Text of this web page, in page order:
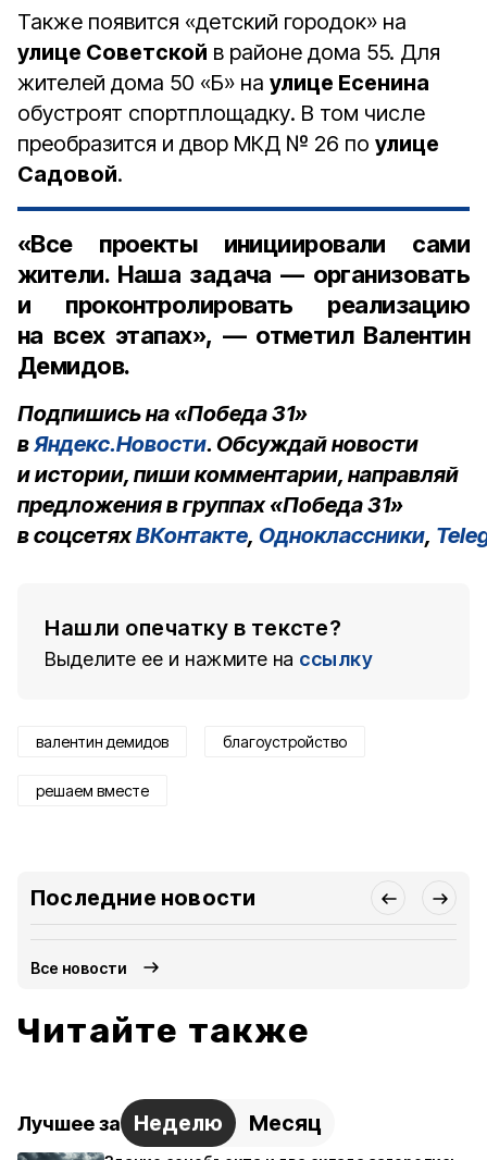
Также появится «детский городок» на
улице Советской в районе дома 55. Для
жителей дома 50 «Б» на улице Есенина
обустроят спортплощадку. В том числе
преобразится и двор МКД № 26 по улице
Садовой.
«Все проекты инициировали сами
жители. Наша задача — организовать
и проконтролировать реализацию
на всех этапах», — отметил Валентин
Демидов.
Подпишись на «Победа 31»
вЯндекс.Новости. Обсуждай новости
и истории, пиши комментарии, направляй
предложения в группах «Победа 31»
в соцсетяхВКонтакте, Одноклассники,
Нашли опечатку в тексте?
Выделите ее и нажмите на ссылку
валентин демидов благоустройство
решаем вместе
Последние новости
Все новости
Читайте также
Лучшее за Неделю Месяц